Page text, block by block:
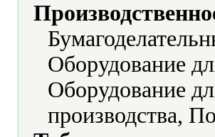
Оборудование
Оборудование
производства,